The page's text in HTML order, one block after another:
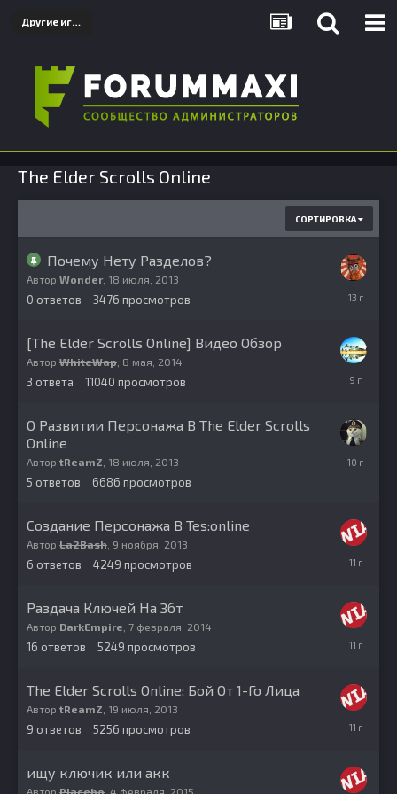
Другие игры
The Elder Scrolls Online
СОРТИРОВКА
Почему Нету Разделов?
Автор Wonder, 18 июля, 2013
0 ответов 3476 просмотров
июля,
[The Elder Scrolls Online] Видео Обзор
Автор WhiteWap 8 мая, 2014
3 ответа 11040 просмотров
января,
О Развитии Персонажа В The Elder Scrolls
Online
Автор tReamZ 18 июля, 2013
5 ответов 6686 просмотров
декабря,
Создание Персонажа В Tes:online
Автор La2Bash 9 ноября, 2013
6 ответов 4249 просмотров
июля,
Раздача Ключей На Збт
Автор DarkEmpire 7 февраля, 2014
16 ответов 5249 просмотров
июля,
The Elder Scrolls Online: Бой От 1-Го Лица
Автор tReamZ 19 июля, 2013
9 ответов 5256 просмотров
июля,
ищу ключик или акк
Автор Placebo 4 февраля, 2015